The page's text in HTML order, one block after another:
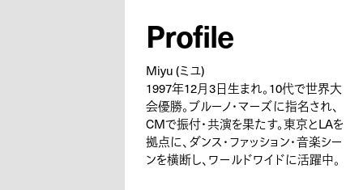
Profile
Miyu (ミユ)
1997年12月3日生まれ。10代で世界大
会優勝。ブルーノ・マーズに指名され、
CMで振付・共演を果たす。東京とLAを
拠点に、ダンス・ファッション・音楽シー
ンを横断し、ワールドワイドに活躍中。